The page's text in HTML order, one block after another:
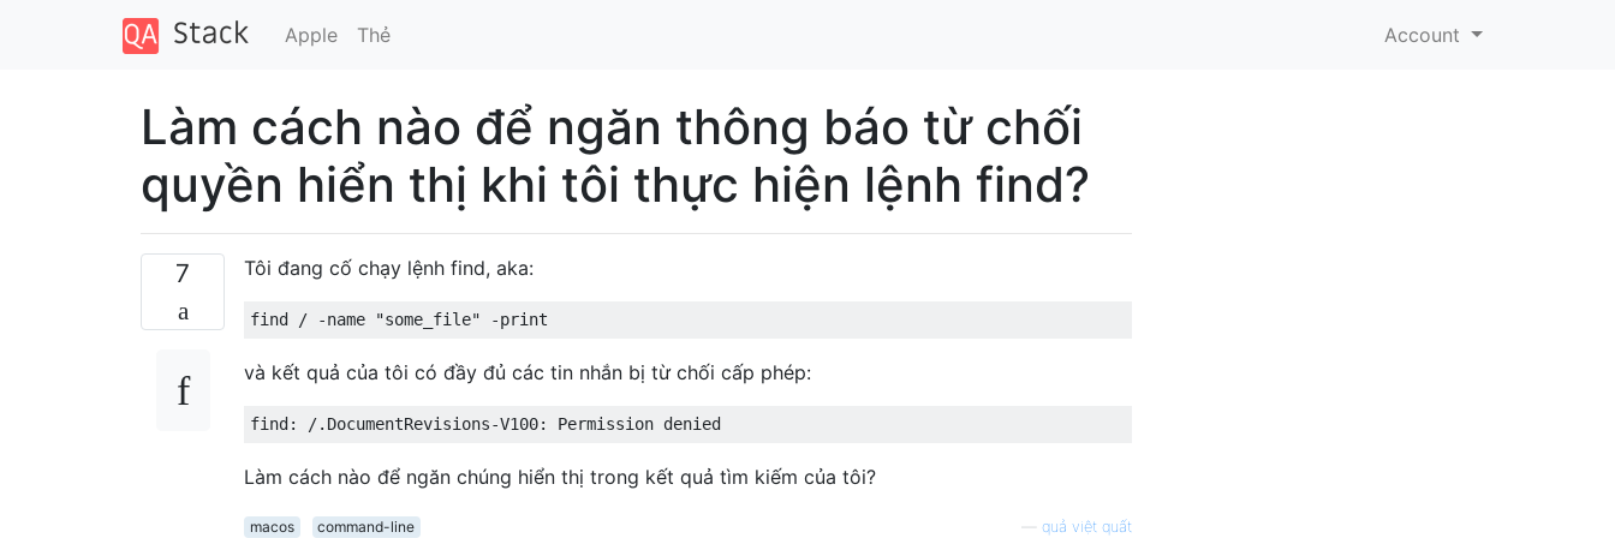
Apple Thẻ Account
Làm cách nào để ngăn thông báo từ chối
quyền hiển thị khi tôi thực hiện lệnh find?
7 Tôi đang cố chạy lệnh find, aka:
find / -name "some_file" -print
và kết quả của tôi có đầy đủ các tin nhắn bị từ chối cấp phép:
find: /. DocumentRevisions-V100: Permission denied
Làm cách nào để ngăn chúng hiển thị trong kết quả tìm kiếm của tôi?
macos command-line
quả việt quất